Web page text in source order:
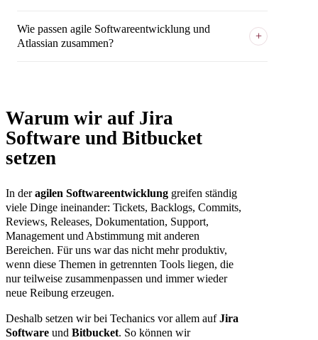
Wie passen agile Softwareentwicklung und
Atlassian zusammen?
Warum wir auf Jira
Software und Bitbucket
setzen
In deragilen Softwareentwicklung greifen ständig
viele Dinge ineinander: Tickets, Backlogs, Commits,
Reviews, Releases, Dokumentation, Support,
Management und Abstimmung mit anderen
Bereichen. Für uns war das nicht mehr produktiv,
wenn diese Themen in getrennten Tools liegen, die
nur teilweise zusammenpassen und immer wieder
neue Reibung erzeugen.
Deshalb setzen wir bei Techanics vor allem aufJira
Software und Bitbucket. So können wir